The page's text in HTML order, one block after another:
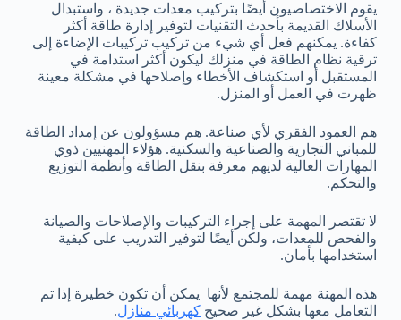
يقوم الاختصاصيون أيضًا بتركيب معدات جديدة ، واستبدال
الأسلاك القديمة بأحدث التقنيات لتوفير إدارة طاقة أكثر
كفاءة. يمكنهم فعل أي شيء من تركيب تركيبات الإضاءة إلى
ترقية نظام الطاقة في منزلك ليكون أكثر استدامة في
المستقبل أو استكشاف الأخطاء وإصلاحها في مشكلة معينة
ظهرت في العمل أو المنزل.
هم العمود الفقري لأي صناعة. هم مسؤولون عن إمداد الطاقة
للمباني التجارية والصناعية والسكنية. هؤلاء المهنيين ذوي
المهارات العالية لديهم معرفة بنقل الطاقة وأنظمة التوزيع
والتحكم.
لا تقتصر المهمة على إجراء التركيبات والإصلاحات والصيانة
والفحص للمعدات، ولكن أيضًا لتوفير التدريب على كيفية
استخدامها بأمان.
هذه المهنة مهمة للمجتمع لأنها يمكن أن تكون خطيرة إذا تم
التعامل معها بشكل غير صحيح كهربائي منازل.